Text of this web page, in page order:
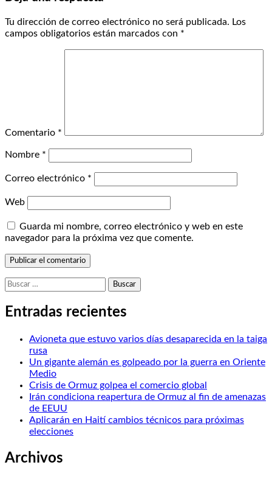
Tu dirección de correo electrónico no será publicada. Los
campos obligatorios están marcados con *
Comentario *
Nombre *
Correo electrónico *
Web
Guarda mi nombre, correo electrónico y web en este
navegador para la próxima vez que comente.
Buscar:
Entradas recientes
Avioneta que estuvo varios días desaparecida en la taiga
rusa
Un gigante alemán es golpeado por la guerra en Oriente
Medio
Crisis de Ormuz golpea el comercio global
Irán condiciona reapertura de Ormuz al fin de amenazas
de EEUU
Aplicarán en Haití cambios técnicos para próximas
elecciones
Archivos